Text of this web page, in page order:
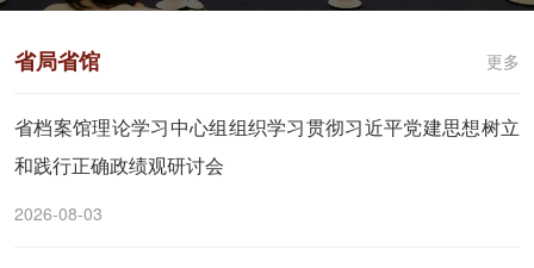
省局省馆 更多
省档案馆理论学习中心组组织学习贯彻习近平党建思想树立
和践行正确政绩观研讨会
2026-08-03